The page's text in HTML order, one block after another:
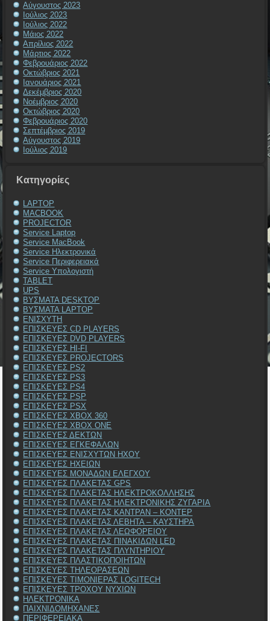
Αύγουστος 2023
Ιούλιος 2023
Ιούλιος 2022
Μάιος 2022
Απρίλιος 2022
Μάρτιος 2022
Φεβρουάριος 2022
Οκτώβριος 2021
Ιανουάριος 2021
Δεκέμβριος 2020
Νοέμβριος 2020
Οκτώβριος 2020
Φεβρουάριος 2020
Σεπτέμβριος 2019
Αύγουστος 2019
Ιούλιος 2019
Kατηγορίες
LAPTOP
MACBOOK
PROJECTOR
Service Laptop
Service MacBook
Service Ηλεκτρονικά
Service Περιφερειακά
Service Υπολογιστή
TABLET
UPS
ΒΥΣΜΑΤΑ DESKTOP
ΒΥΣΜΑΤΑ LAPTOP
ΕΝΙΣΧΥΤΗ
ΕΠΙΣΚΕΥΕΣ CD PLAYERS
ΕΠΙΣΚΕΥΕΣ DVD PLAYERS
ΕΠΙΣΚΕΥΕΣ HI-FI
ΕΠΙΣΚΕΥΕΣ PROJECTORS
ΕΠΙΣΚΕΥΕΣ PS2
ΕΠΙΣΚΕΥΕΣ PS3
ΕΠΙΣΚΕΥΕΣ PS4
ΕΠΙΣΚΕΥΕΣ PSP
ΕΠΙΣΚΕΥΕΣ PSX
ΕΠΙΣΚΕΥΕΣ XBOX 360
ΕΠΙΣΚΕΥΕΣ XBOX ONE
ΕΠΙΣΚΕΥΕΣ ΔΕΚΤΩΝ
ΕΠΙΣΚΕΥΕΣ ΕΓΚΕΦΑΛΩΝ
ΕΠΙΣΚΕΥΕΣ ΕΝΙΣΧΥΤΩΝ ΗΧΟΥ
ΕΠΙΣΚΕΥΕΣ ΗΧΕΙΩΝ
ΕΠΙΣΚΕΥΕΣ ΜΟΝΑΔΩΝ ΕΛΕΓΧΟΥ
ΕΠΙΣΚΕΥΕΣ ΠΛΑΚΕΤΑΣ GPS
ΕΠΙΣΚΕΥΕΣ ΠΛΑΚΕΤΑΣ ΗΛΕΚΤΡΟΚΟΛΛΗΣΗΣ
ΕΠΙΣΚΕΥΕΣ ΠΛΑΚΕΤΑΣ ΗΛΕΚΤΡΟΝΙΚΗΣ ΖΥΓΑΡΙΑ
ΕΠΙΣΚΕΥΕΣ ΠΛΑΚΕΤΑΣ ΚΑΝΤΡΑΝ – ΚΟΝΤΕΡ
ΕΠΙΣΚΕΥΕΣ ΠΛΑΚΕΤΑΣ ΛΕΒΗΤΑ – ΚΑΥΣΤΗΡΑ
ΕΠΙΣΚΕΥΕΣ ΠΛΑΚΕΤΑΣ ΛΕΩΦΟΡΕΙΟΥ
ΕΠΙΣΚΕΥΕΣ ΠΛΑΚΕΤΑΣ ΠΙΝΑΚΙΔΩΝ LED
ΕΠΙΣΚΕΥΕΣ ΠΛΑΚΕΤΑΣ ΠΛΥΝΤΗΡΙΟΥ
ΕΠΙΣΚΕΥΕΣ ΠΛΑΣΤΙΚΟΠΟΙΗΤΩΝ
ΕΠΙΣΚΕΥΕΣ ΤΗΛΕΟΡΑΣΕΩΝ
ΕΠΙΣΚΕΥΕΣ ΤΙΜΟΝΙΕΡΑΣ LOGITECH
ΕΠΙΣΚΕΥΕΣ ΤΡΟΧΟΥ ΝΥΧΙΩΝ
ΗΛΕΚΤΡΟΝΙΚΑ
ΠΑΙΧΝΙΔΟΜΗΧΑΝΕΣ
ΠΕΡΙΦΕΡΕΙΑΚΑ